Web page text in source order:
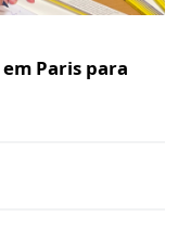
Paris para